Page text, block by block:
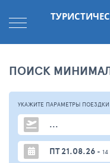
ПОИСК
УКАЖИТЕ ПАРАМЕТРЫ ПОЕЗДКИ
...
ПТ 21.08.26 +